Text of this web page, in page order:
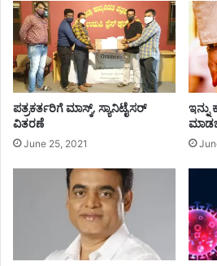
ಥ
ಮ
-
U
d
u
p
i
N
ಪತ್ರಕರ್ತರಿಗೆ ಮಾಸ್ಕ್, ಸ್ಯಾನಿಟೈಸರ್
ವಿತರಣೆ
June 25, 2021